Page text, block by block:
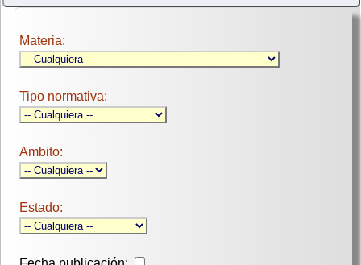
Materia:
Tipo normativa:
Ambito:
Estado: